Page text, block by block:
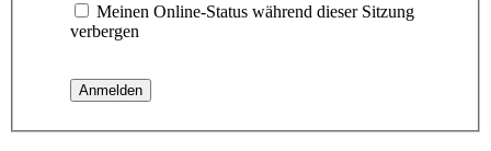
Meinen Online-Status während dieser Sitzung
verbergen